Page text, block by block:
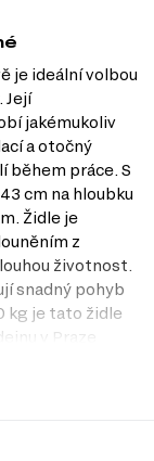
je ideální volbou
Její
jakémukoliv
a otočný
během práce. S
cm na hloubku
Židle je
z
životnost.
snadný pohyb
kg je tato židle
v Praze
kde najdete